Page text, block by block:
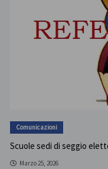
Comunicazioni
Scuole sedi di seggio
Marzo 25, 2026